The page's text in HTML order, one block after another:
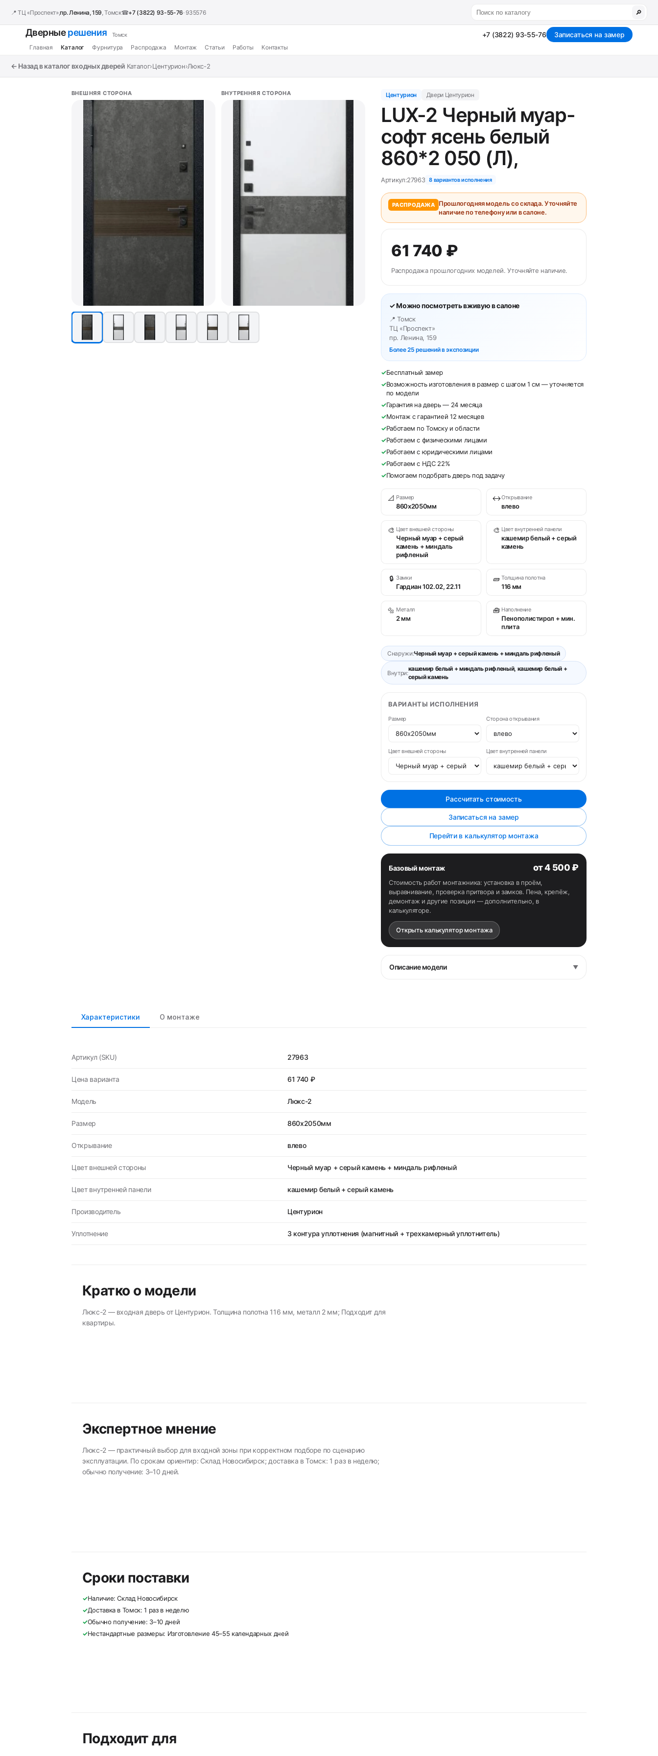
📍 ТЦ «Проспект»,пр. Ленина, 159 , Томск☎+7 (3822) 93-55-76· 935576 🔎
Дверныерешения Томск
Главная Каталог Фурнитура Распродажа Монтаж Статьи Работы Контакты
+7 (3822) 93-55-76 Записаться на замер
← Назад в каталог входных дверей Каталог›Центурион›Люкс-2
ВНЕШНЯЯ СТОРОНА ВНУТРЕННЯЯ СТОРОНА Центурион Двери Центурион
LUX-2 Черный муар-
софт ясень белый
860*2 050 (Л),
Артикул:27963 8 вариантов исполнения
РАСПРОДАЖА
Прошлогодняя модель со склада. Уточняйте
наличие по телефону или в салоне.
61 740 ₽
Распродажа прошлогодних моделей. Уточняйте наличие.
✓ Можно посмотреть вживую в салоне
📍 Томск
ТЦ «Проспект»
пр. Ленина, 159
Более 25 решений в экспозиции
✓Бесплатный замер
✓Возможность изготовления в размер с шагом 1 см — уточняется
по модели
✓Гарантия на дверь — 24 месяца
✓Монтаж с гарантией 12 месяцев
✓Работаем по Томску и области
✓Работаем с физическими лицами
✓Работаем с юридическими лицами
✓Работаем с НДС 22%
✓Помогаем подобрать дверь под задачу
📐 Размер
860х2050мм
↔Открывание
влево
🎨 Цвет внешней стороны
Черный муар + серый
камень + миндаль
рифленый
🎨 Цвет внутренней панели
кашемир белый + серый
камень
🔒 Замки
Гардиан 102.02, 22.11
🧱 Толщина полотна
116 мм
🔩 Металл
2 мм
🧰 Наполнение
Пенополистирол + мин.
плита
Снаружи:Черный муар + серый камень + миндаль рифленый
Внутри:
кашемир белый + миндаль рифленый, кашемир белый +
серый камень
ВАРИАНТЫ ИСПОЛНЕНИЯ
Размер Сторона открывания
Цвет внешней стороны Цвет внутренней панели
Рассчитать стоимость
Записаться на замер
Перейти в калькулятор монтажа
Базовый монтаж от 4 500 ₽
Стоимость работ монтажника: установка в проём,
выравнивание, проверка притвора и замков. Пена, крепёж,
демонтаж и другие позиции — дополнительно, в
калькуляторе.
Открыть калькулятор монтажа
Описание модели ▼
Характеристики О монтаже
Артикул (SKU) 27963
Цена варианта 61 740 ₽
Модель Люкс-2
Размер 860х2050мм
Открывание влево
Цвет внешней стороны Черный муар + серый камень + миндаль рифленый
Цвет внутренней панели кашемир белый + серый камень
Производитель Центурион
Уплотнение 3 контура уплотнения (магнитный + трехкамерный уплотнитель)
Кратко о модели
Люкс-2 — входная дверь от Центурион. Толщина полотна 116 мм, металл 2 мм; Подходит для
квартиры.
Экспертное мнение
Люкс-2 — практичный выбор для входной зоны при корректном подборе по сценарию
эксплуатации. По срокам ориентир: Склад Новосибирск; доставка в Томск: 1 раз в неделю;
обычно получение: 3–10 дней.
Сроки поставки
✓Наличие: Склад Новосибирск
✓Доставка в Томск: 1 раз в неделю
✓Обычно получение: 3–10 дней
✓Нестандартные размеры: Изготовление 45–55 календарных дней
Подходит для